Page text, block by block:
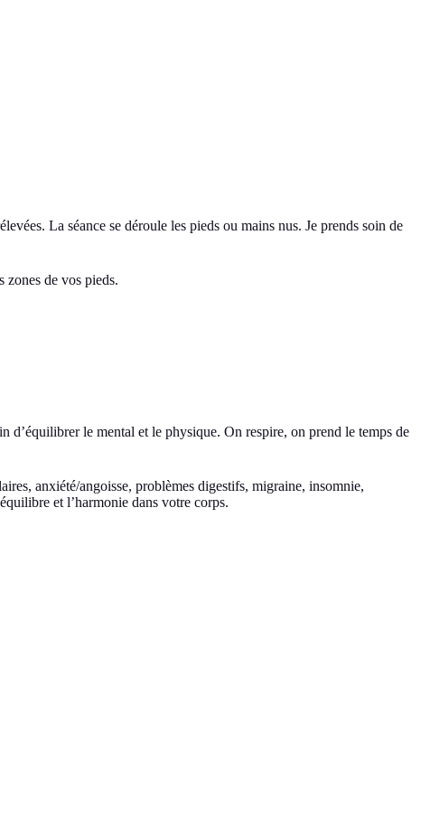
La séance se déroule les pieds ou mains nus. Je prends soin de
zones de vos pieds.
d’équilibrer le mental et le physique. On respire, on prend le temps de
anxiété/angoisse, problèmes digestifs, migraine, insomnie,
et l’harmonie dans votre corps.